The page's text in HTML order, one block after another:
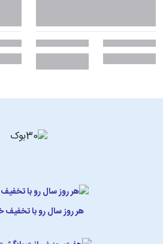
هر روز سال رو با تخفیف